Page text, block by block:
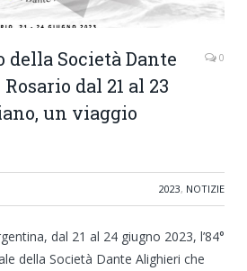
della Società Dante
dal 21 al 23
un viaggio
0
2023, NOTIZIE
dal 21 al 24 giugno 2023, l’84°
della Società Dante Alighieri che